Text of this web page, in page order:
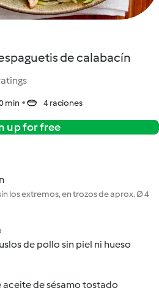
de calabacín
min 4 raciones
up for free
los extremos, en trozos de aprox. Ø 4
de pollo sin piel ni hueso
de sésamo tostado